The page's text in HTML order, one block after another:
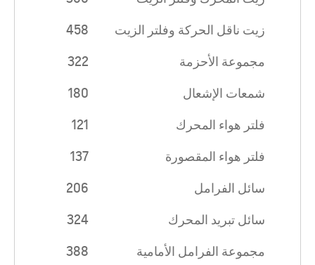
زيت ناقل الحركة وفلتر الزيت
458
مجموعة الأحزمة
322
شمعات الإشعال
180
فلتر هواء المحرك
121
فلتر هواء المقصورة
137
سائل الفرامل
206
سائل تبريد المحرك
324
مجموعة الفرامل الأمامية
388